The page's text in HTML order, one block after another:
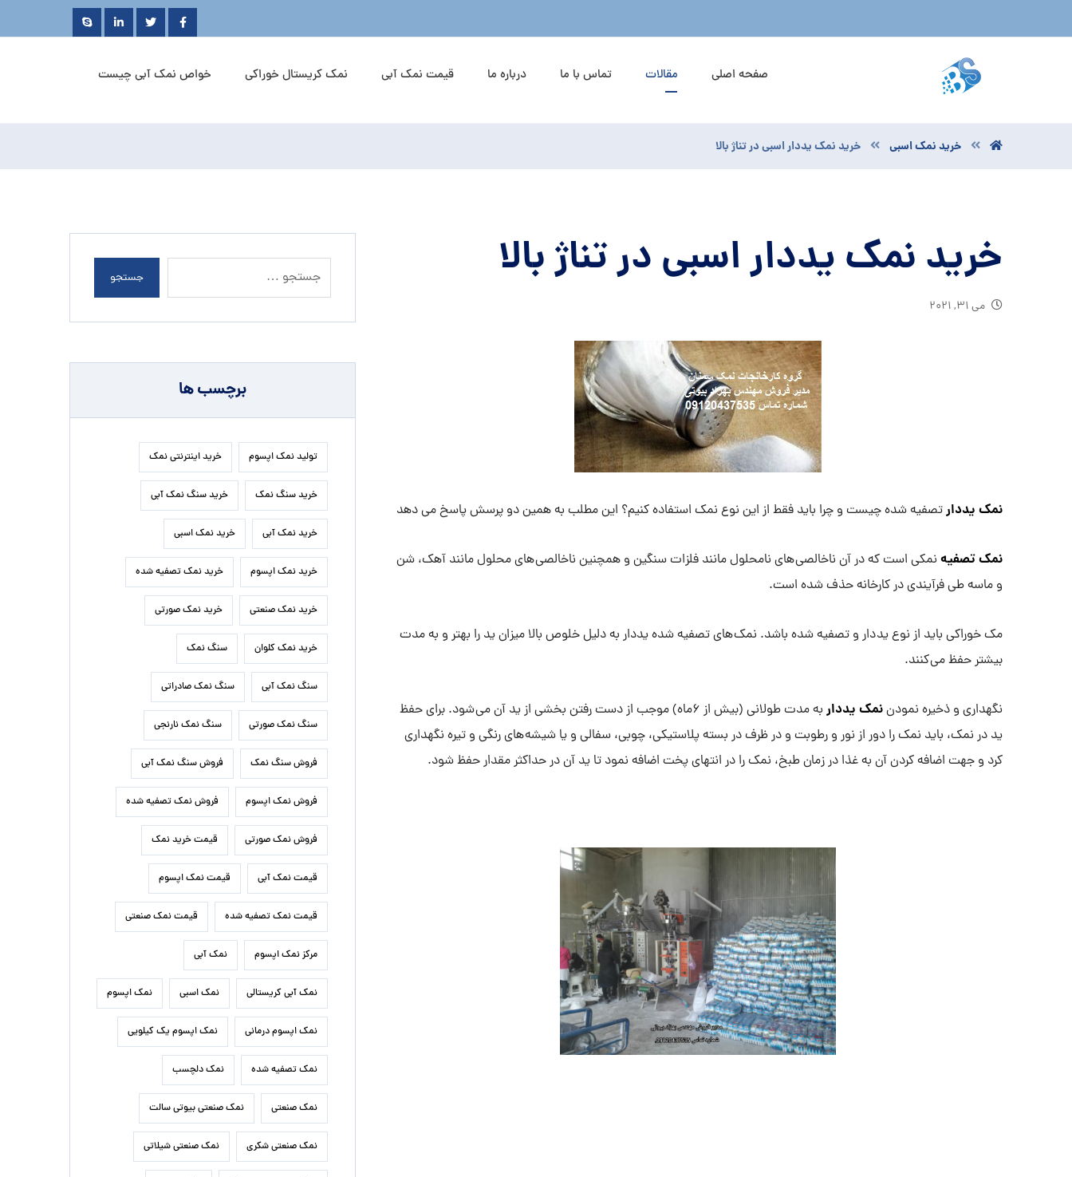
صفحه اصلی مقالات تماس با ما درباره ما قیمت نمک آبی نمک کریستال خوراکی خواص نمک آبی چیست
خرید نمک اسبی خرید نمک یددار اسبی در تناژ بالا
خرید نمک یددار اسبی در تناژ بالا
می ۳۱, ۲۰۲۱
نمک یددارتصفیه شده چیست و چرا باید فقط از این نوع نمک استفاده کنیم؟ این مطلب به همین دو پرسش پاسخ می دهد
نمک تصفیه نمکی است که در آن ناخالصی های نامحلول مانند فلزات سنگین و همچنین ناخالصی های محلول مانند آهک، شن
و ماسه طی فرآیندی در کارخانه حذف شده است.
مک خوراکی باید از نوع ید دار و تصفیه شده باشد. نمک های تصفیه شده یددار به دلیل خلوص بالا میزان ید را بهتر و به مدت
بیشتر حفظ می کنند.
نگهداری و ذخیره نمودننمک یددار
به مدت طولانی (بیش از ۶‌ماه) موجب از دست رفتن بخشی از ید آن می شود. برای حفظ
ید در نمک، باید نمک را دور از نور و رطوبت و در ظرف در بسته پلاستیکی، چوبی، سفالی و یا شیشه های رنگی و تیره نگهداری
کرد و جهت اضافه کردن آن به غذا در زمان طبخ، نمک را در انتهای پخت اضافه نمود تا ید آن در حداکثر مقدار حفظ شود.
جستجو
برچسب ها
تولید نمک اپسوم خرید اینترنتی نمک
خرید سنگ نمک خرید سنگ نمک آبی
خرید نمک آبی خرید نمک اسبی
خرید نمک اپسوم خرید نمک تصفیه شده
خرید نمک صنعتی خرید نمک صورتی
خرید نمک کلوان سنگ نمک
سنگ نمک آبی سنگ نمک صادراتی
سنگ نمک صورتی سنگ نمک نارنجی
فروش سنگ نمک فروش سنگ نمک آبی
فروش نمک اپسوم فروش نمک تصفیه شده
فروش نمک صورتی قیمت خرید نمک
قیمت نمک آبی قیمت نمک اپسوم
قیمت نمک تصفیه شده قیمت نمک صنعتی
مرکز نمک اپسوم نمک آبی
نمک آبی کریستالی نمک اسبی نمک اپسوم
نمک اپسوم درمانی نمک اپسوم یک کیلویی
نمک تصفیه شده نمک دلچسب
نمک صنعتی نمک صنعتی بیوتی سالت
نمک صنعتی شکری نمک صنعتی شیلاتی